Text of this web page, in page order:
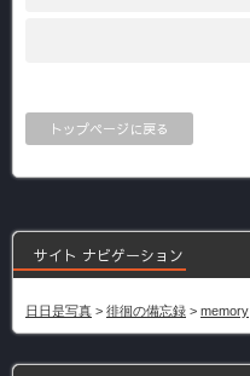
トップページに戻る
サイト ナビゲーション
日日是写真 > 徘徊の備忘録 > memory